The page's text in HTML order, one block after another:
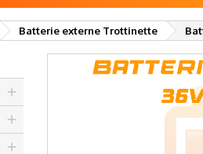
Batterie externe Trottinette